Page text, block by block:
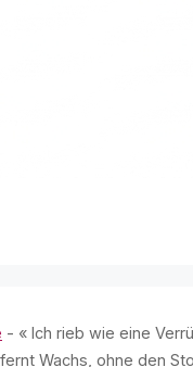
- « Ich rieb wie eine
Wachs, ohne den